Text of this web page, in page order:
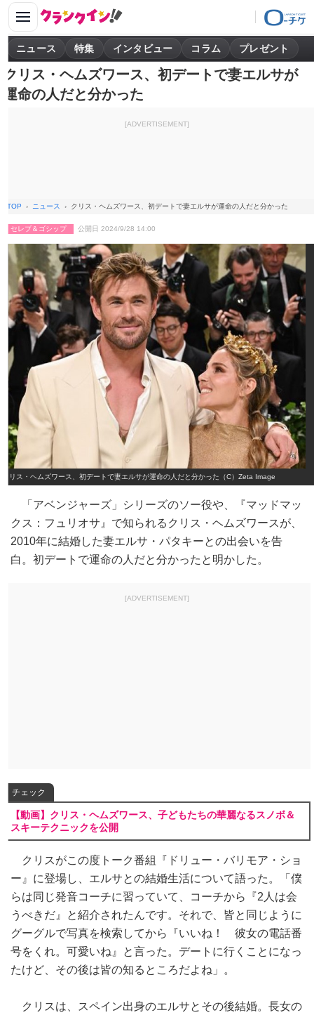
ニュース 特集 インタビュー コラム プレゼント
クリス・ヘムズワース、初デートで妻エルサが
運命の人だと分かった
[ADVERTISEMENT]
TOP ニュース クリス・ヘムズワース、初デートで妻エルサが運命の人だと分かった
セレブ＆ゴシップ 公開日 2024/9/28 14:00
クリス・ヘムズワース、初デートで妻エルサが運命の人だと分かった（C）Zeta Image
「アベンジャーズ」シリーズのソー役や、『マッドマッ
クス：フュリオサ』で知られるクリス・ヘムズワースが、
2010年に結婚した妻エルサ・パタキーとの出会いを告
白。初デートで運命の人だと分かったと明かした。
[ADVERTISEMENT]
チェック
【動画】クリス・ヘムズワース、子どもたちの華麗なるスノボ＆
スキーテクニックを公開
クリスがこの度トーク番組『ドリュー・バリモア・ショ
ー』に登場し、エルサとの結婚生活について語った。「僕
らは同じ発音コーチに習っていて、コーチから『2人は会
うべきだ』と紹介されたんです。それで、皆と同じように
グーグルで写真を検索してから『いいね！ 彼女の電話番
号をくれ。可愛いね』と言った。デートに行くことになっ
たけど、その後は皆の知るところだよね」。
クリスは、スペイン出身のエルサとその後結婚。長女の